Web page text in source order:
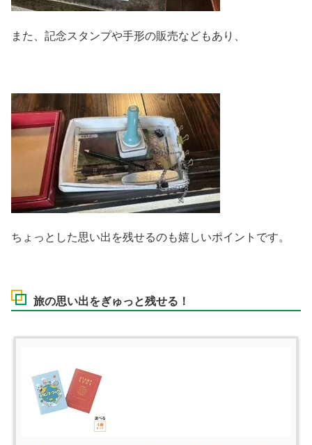
また、記念スタンプや手形の販売などもあり、
ちょっとした思い出を残せるのも嬉しいポイントです。
旅の思い出をぎゅっと残せる！